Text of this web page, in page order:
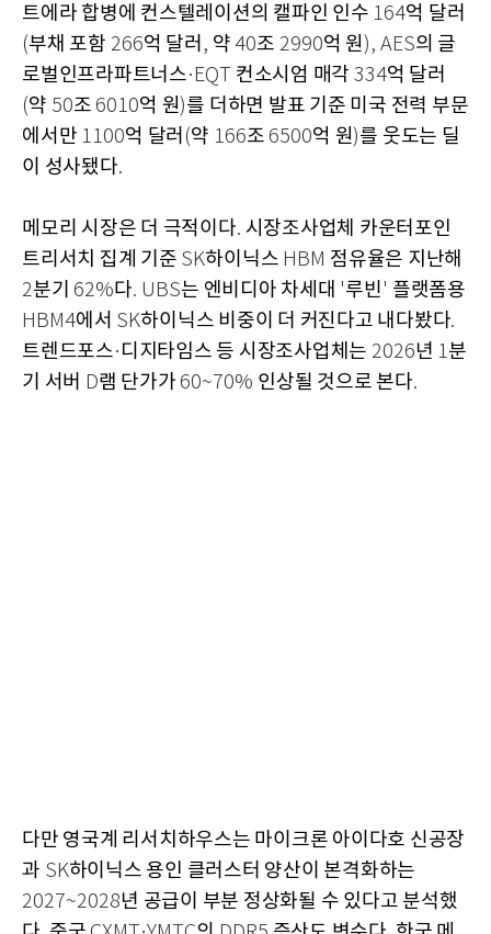
트에라 합병에 컨스텔레이션의 캘파인 인수 164억 달러
(부채 포함 266억 달러 , 약 40조 2990억 원 ), AES의 글
로벌인프라파트너스·EQT 컨소시엄 매각 334억 달러
(약 50조 6010억 원)를 더하면 발표 기준 미국 전력 부문
에서만 1100억 달러 (약 166조 6500억 원)를 웃도는 딜
이 성사됐다.
메모리 시장은 더 극적이다. 시장조사업체 카운터포인
트리서치 집계 기준 SK하이닉스 HBM 점유율은 지난해
2분기 62%다. UBS는 엔비디아 차세대 '루빈' 플랫폼용
HBM4에서 SK하이닉스 비중이 더 커진다고 내다봤다.
트렌드포스· 디지타임스 등 시장조사업체는 2026년 1분
기 서버 D램 단가가 60~70% 인상될 것으로 본다.
다만 영국계 리서치하우스는 마이크론 아이다호 신공장
과 SK하이닉스 용인 클러스터 양산이 본격화하는
2027~2028년 공급이 부분 정상화될 수 있다고 분석했